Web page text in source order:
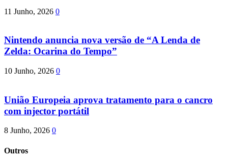
11 Junho, 2026 0
Nintendo anuncia nova versão de “A Lenda de
Zelda: Ocarina do Tempo”
10 Junho, 2026 0
União Europeia aprova tratamento para o cancro
com injector portátil
8 Junho, 2026 0
Outros